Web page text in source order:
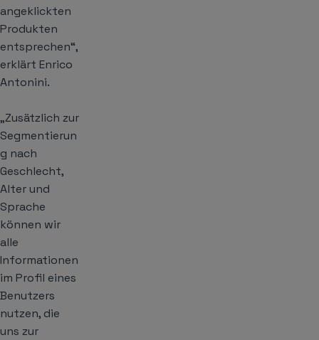
angeklickten
Produkten
entsprechen“,
erklärt Enrico
Antonini.
„Zusätzlich zur
Segmentierun
g nach
Geschlecht,
Alter und
Sprache
können wir
alle
Informationen
im Profil eines
Benutzers
nutzen, die
uns zur